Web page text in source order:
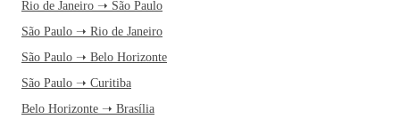
Rio de Janeiro ➝ São Paulo
São Paulo ➝ Rio de Janeiro
São Paulo ➝ Belo Horizonte
São Paulo ➝ Curitiba
Belo Horizonte ➝ Brasília